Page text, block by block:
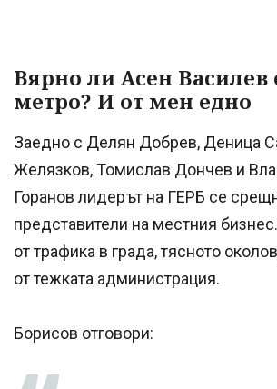
Вярно ли Асен Василев
метро? И от мен едно
Заедно с Делян Добрев, Деница
Желязков, Томислав Дончев и
Горанов лидерът на ГЕРБ се
представители на местния
от трафика в града, тясното
от тежката администрация.
Борисов отговори: